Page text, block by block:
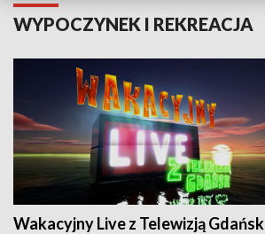
WYPOCZYNEK I REKREACJA
Wakacyjny Live z Telewizją Gdańsk